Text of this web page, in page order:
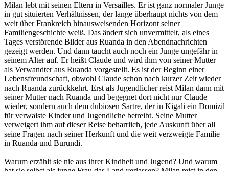
Milan lebt mit seinen Eltern in Versailles. Er ist ganz normaler Junge
in gut situierten Verhältnissen, der lange überhaupt nichts von dem
weit über Frankreich hinausweisenden Horizont seiner
Familiengeschichte weiß. Das ändert sich unvermittelt, als eines
Tages verstörende Bilder aus Ruanda in den Abendnachrichten
gezeigt werden. Und dann taucht auch noch ein Junge ungefähr in
seinem Alter auf. Er heißt Claude und wird ihm von seiner Mutter
als Verwandter aus Ruanda vorgestellt. Es ist der Beginn einer
Lebensfreundschaft, obwohl Claude schon nach kurzer Zeit wieder
nach Ruanda zurückkehrt. Erst als Jugendlicher reist Milan dann mit
seiner Mutter nach Ruanda und begegnet dort nicht nur Claude
wieder, sondern auch dem dubiosen Sartre, der in Kigali ein Domizil
für verwaiste Kinder und Jugendliche betreibt. Seine Mutter
verweigert ihm auf dieser Reise beharrlich, jede Auskunft über all
seine Fragen nach seiner Herkunft und die weit verzweigte Familie
in Ruanda und Burundi.
Warum erzählt sie nie aus ihrer Kindheit und Jugend? Und warum